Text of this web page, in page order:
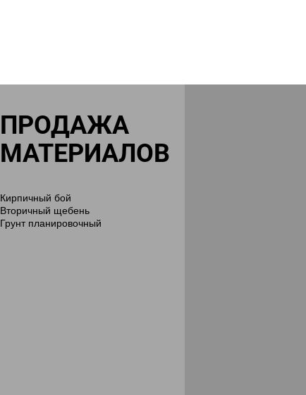
ПРОДАЖА
МАТЕРИАЛОВ
Кирпичный бой
Вторичный щебень
Грунт планировочный